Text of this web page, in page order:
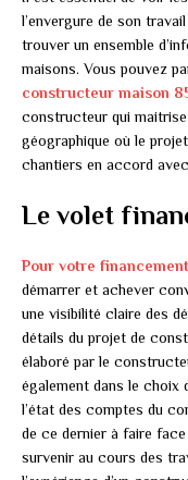
l’envergure de son
trouver un ensemble
maisons. Vous pouvez
constructeur maison
constructeur qui
géographique où le
chantiers en accord
Le volet
Pour votre financement
démarrer et achever
une visibilité claire des
détails du projet de
élaboré par le
également dans le choix
l’état des comptes du
de ce dernier à faire
survenir au cours des